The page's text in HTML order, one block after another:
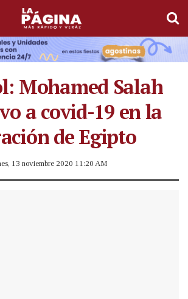
Mohamed Salah
a covid-19 en la
de Egipto
13 noviembre 2020 11:20 AM